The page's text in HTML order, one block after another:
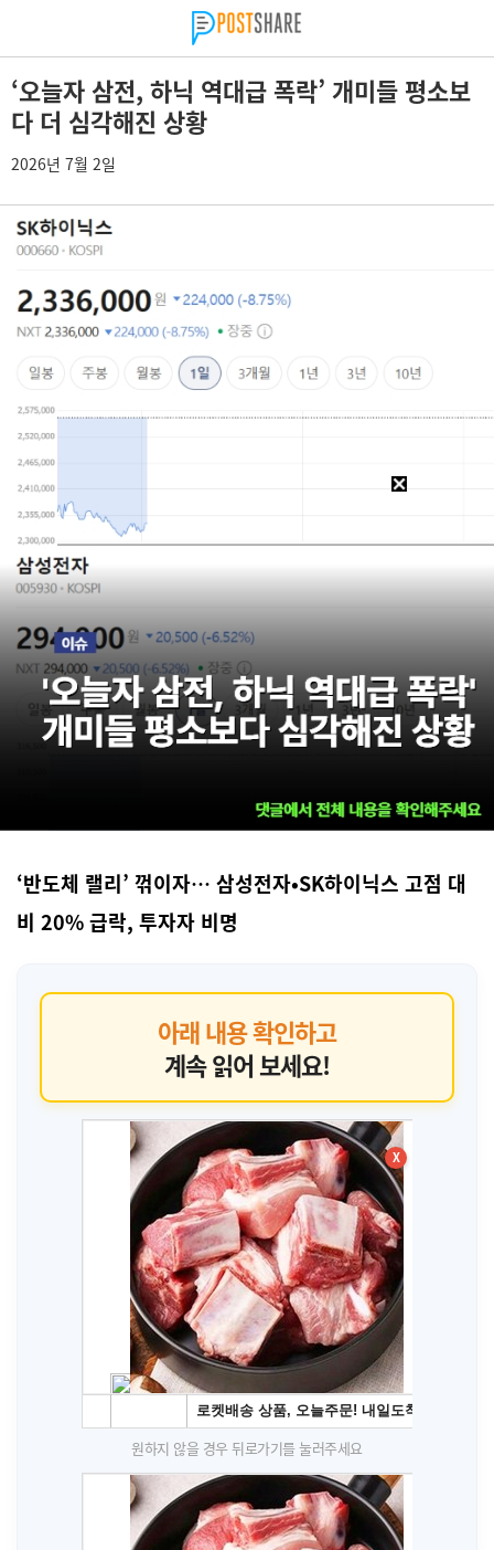
‘오늘자 삼전, 하닉 역대급 폭락’ 개미들 평소보
다 더 심각해진 상황
2026년 7월 2일
‘반도체 랠리’ 꺾이자… 삼성전자·SK하이닉스 고점 대
비 20% 급락, 투자자 비명
아래 내용 확인하고
계속 읽어 보세요!
X
원하지 않을 경우 뒤로가기를 눌러주세요